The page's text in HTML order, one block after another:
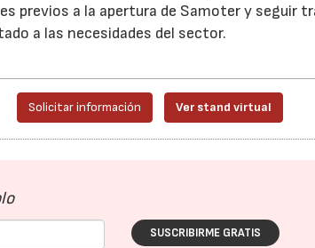
previos a la apertura de Samoter y seguir
a las necesidades del sector.
Solicitar información Ver stand virtual
SUSCRIBIRME GRATIS